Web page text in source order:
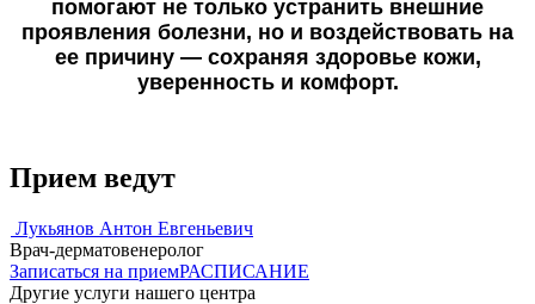
помогают не только устранить внешние
проявления болезни, но и воздействовать на
ее причину — сохраняя здоровье кожи,
уверенность и комфорт.
Прием ведут
Лукьянов Антон Евгеньевич
Врач-дерматовенеролог
Записаться на приемРАСПИСАНИЕ
Другие услуги нашего центра